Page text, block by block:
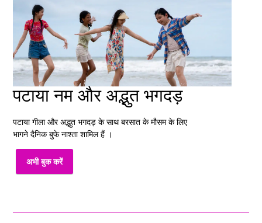
पटाया नम और अद्भुत भगदड़
पटाया गीला और अद्भुत भगदड़ के साथ बरसात के मौसम के लिए
भागने दैनिक बुफे नाश्ता शामिल हैं ।
अभी बुक करें